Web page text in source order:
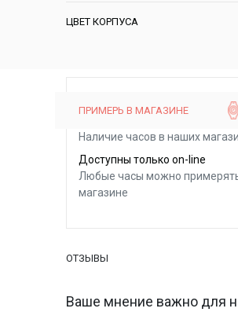
ЦВЕТ КОРПУСА
ПРИМЕРЬ В МАГАЗИНЕ
Наличие часов в наших
Доступны только on-line
Любые часы можно
магазине
ОТЗЫВЫ
Ваше мнение важно для